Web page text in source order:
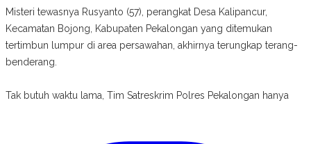
Misteri tewasnya Rusyanto (57), perangkat Desa Kalipancur,
Kecamatan Bojong, Kabupaten Pekalongan yang ditemukan
tertimbun lumpur di area persawahan, akhirnya terungkap terang-
benderang.
Tak butuh waktu lama, Tim Satreskrim Polres Pekalongan hanya